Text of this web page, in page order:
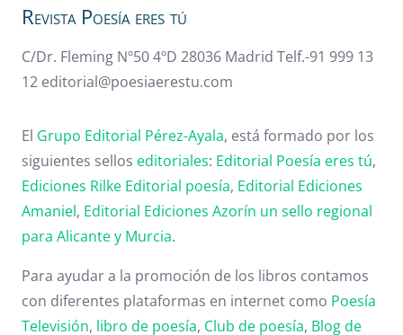
Revista Poesía eres tú
C/Dr. Fleming Nº50 4ºD 28036 Madrid Telf.-91 999 13
12 editorial@poesiaerestu.com
El Grupo Editorial Pérez-Ayala, está formado por los
siguientes sellos editoriales: Editorial Poesía eres tú,
Ediciones Rilke Editorial poesía, Editorial Ediciones
Amaniel, Editorial Ediciones Azorín un sello regional
para Alicante y Murcia.
Para ayudar a la promoción de los libros contamos
con diferentes plataformas en internet como Poesía
Televisión, libro de poesía, Club de poesía, Blog de